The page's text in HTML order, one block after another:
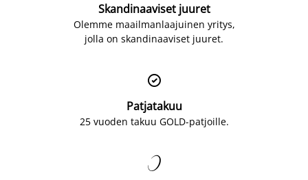
Skandinaaviset juuret
Olemme maailmanlaajuinen yritys,
jolla on skandinaaviset juuret.

Patjatakuu
25 vuoden takuu GOLD-patjoille.
